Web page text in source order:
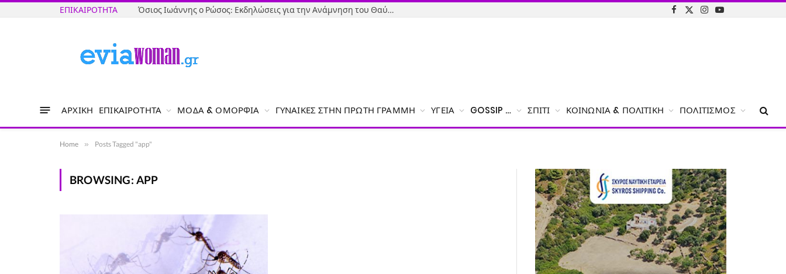
ΕΠΙΚΑΙΡΌΤΗΤΑ Όσιος Ιωάννης ο Ρώσος: Εκδηλώσεις για την Ανάμνηση του Θαύματος της κατάσβεσης της φωτιάς – Το πρόγραμμα
Facebook
X
Instagram
YouTube
ΑΡΧΙΚΉ ΕΠΙΚΑΙΡΌΤΗΤΑ ΜΌΔΑ & ΟΜΟΡΦΙΆ ΓΥΝΑΊΚΕΣ ΣΤΗΝ ΠΡΏΤΗ ΓΡΑΜΜΉ ΥΓΕΊΑ GOSSIP … ΣΠΊΤΙ ΚΟΙΝΩΝΊΑ & ΠΟΛΙΤΙΚΉ ΠΟΛΙΤΙΣΜΌΣ
Home » Posts Tagged "app"
BROWSING: APP